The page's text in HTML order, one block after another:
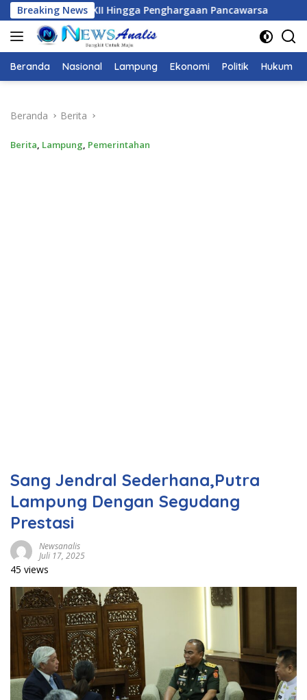
Langsung
ke
konten
Breaking News
Penghargaan Pancawarsa JMSI Dorong
Beranda Nasional Lampung Ekonomi Politik Hukum
Beranda Berita
Berita, Lampung, Pemerintahan
Sang Jendral Sederhana,Putra
Lampung Dengan Segudang
Prestasi
Newsanalis
Juli 17, 2025
45 views